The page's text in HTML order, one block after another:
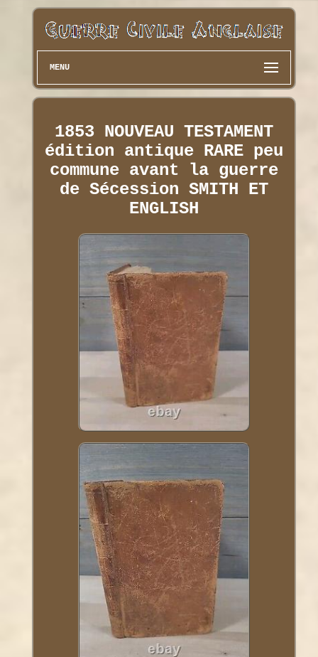
MENU
1853 NOUVEAU TESTAMENT
édition antique RARE peu
commune avant la guerre
de Sécession SMITH ET
ENGLISH